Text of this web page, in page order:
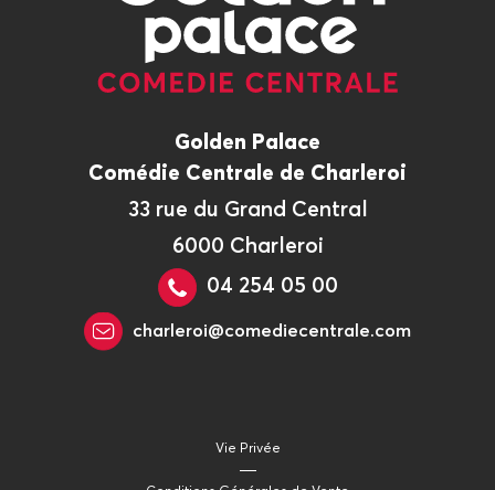
Golden Palace
Comédie Centrale de Charleroi
33 rue du Grand Central
6000 Charleroi
04 254 05 00
charleroi@comediecentrale.com
Vie Privée